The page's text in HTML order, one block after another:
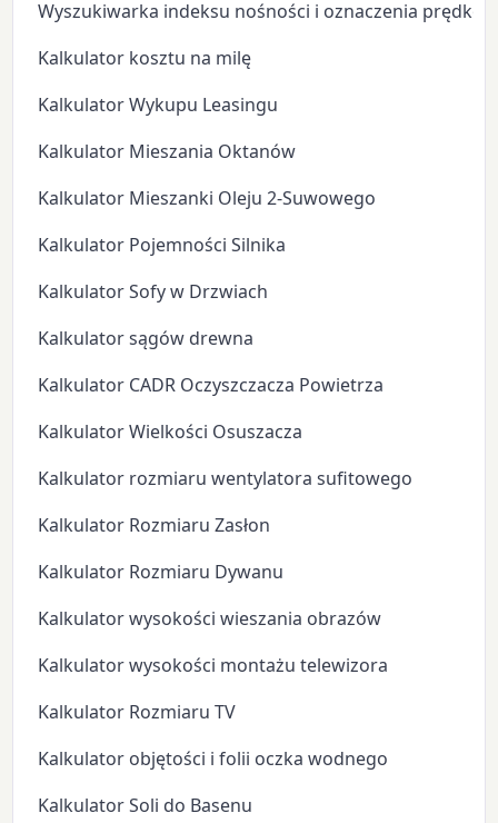
Wyszukiwarka indeksu nośności i oznaczenia
Kalkulator kosztu na milę
Kalkulator Wykupu Leasingu
Kalkulator Mieszania Oktanów
Kalkulator Mieszanki Oleju 2-Suwowego
Kalkulator Pojemności Silnika
Kalkulator Sofy w Drzwiach
Kalkulator sągów drewna
Kalkulator CADR Oczyszczacza Powietrza
Kalkulator Wielkości Osuszacza
Kalkulator rozmiaru wentylatora sufitowego
Kalkulator Rozmiaru Zasłon
Kalkulator Rozmiaru Dywanu
Kalkulator wysokości wieszania obrazów
Kalkulator wysokości montażu telewizora
Kalkulator Rozmiaru TV
Kalkulator objętości i folii oczka wodnego
Kalkulator Soli do Basenu